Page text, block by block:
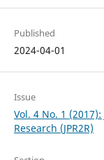
Published
2024-04-01
Issue
Vol. 4 No. 1
Research (JPR2R)